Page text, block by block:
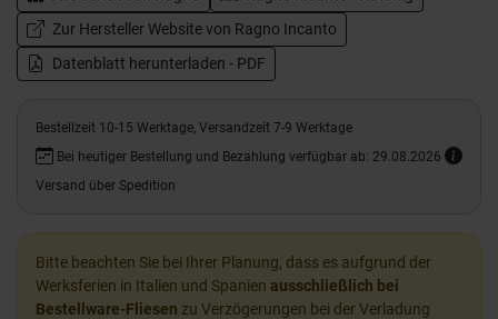
Zur Hersteller Website von Ragno Incanto
Datenblatt herunterladen - PDF
Bestellzeit 10-15 Werktage, Versandzeit 7-9 Werktage
Bei heutiger Bestellung und Bezahlung verfügbar ab: 29.08.2026
Versand über Spedition
Bitte beachten Sie bei Ihrer Planung, dass es aufgrund der
Werksferien in Italien und Spanien ausschließlich bei
Bestellware-Fliesen zu Verzögerungen bei der Verladung